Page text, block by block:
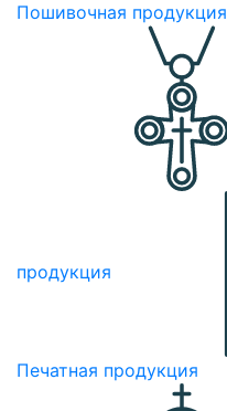
Пошивочная продукция
продукция
Печатная продукция